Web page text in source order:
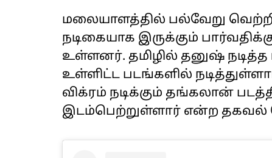
மலையாளத்தில் பல்வேறு
நடிகையாக இருக்கும்
உள்ளனர். தமிழில் தனுஷ் நடித்த
உள்ளிட்ட படங்களில்
விக்ரம் நடிக்கும் தங்கலான்
இடம்பெற்றுள்ளார் என்ற தகவல்